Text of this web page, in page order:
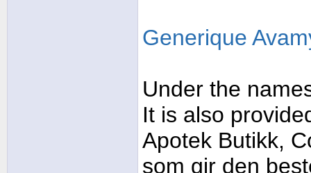
Generique
Under the
It is also
Apotek Butikk,
som gir den